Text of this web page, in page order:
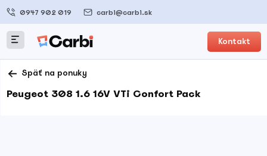
0947 902 019 carbi@carbi.sk
Kontakt
Späť na ponuky
Peugeot 308 1.6 16V VTi Confort Pack